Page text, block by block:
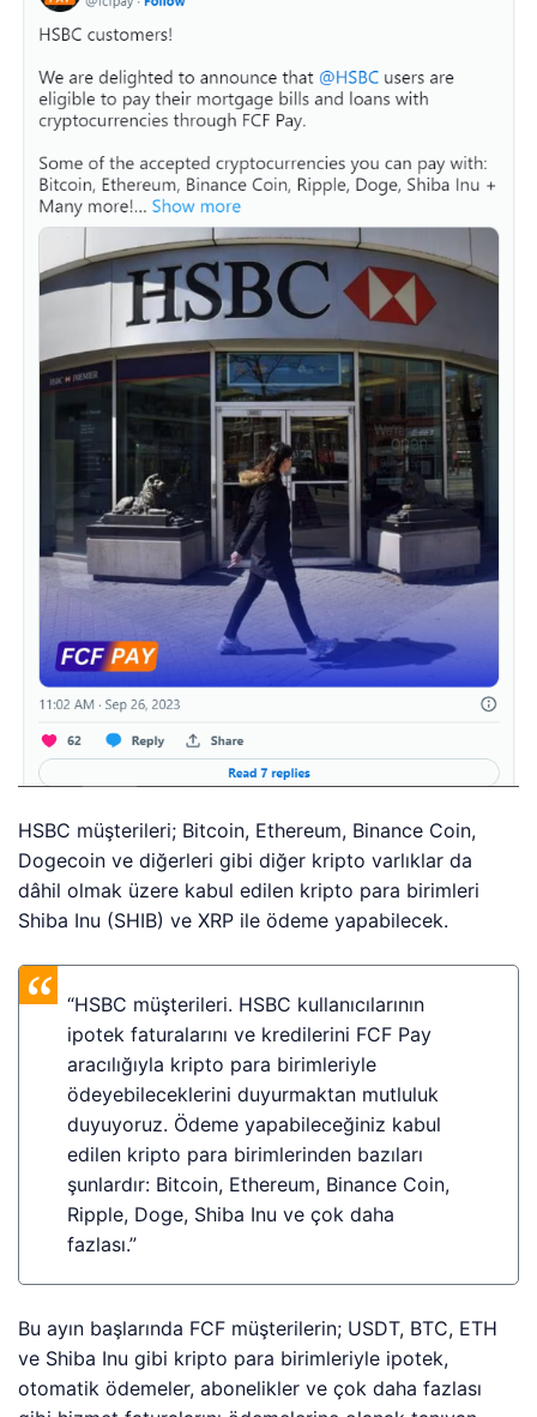
HSBC müşterileri; Bitcoin, Ethereum, Binance Coin,
Dogecoin ve diğerleri gibi diğer kripto varlıklar da
dâhil olmak üzere kabul edilen kripto para birimleri
Shiba Inu (SHIB) ve XRP ile ödeme yapabilecek.
“HSBC müşterileri. HSBC kullanıcılarının
ipotek faturalarını ve kredilerini FCF Pay
aracılığıyla kripto para birimleriyle
ödeyebileceklerini duyurmaktan mutluluk
duyuyoruz. Ödeme yapabileceğiniz kabul
edilen kripto para birimlerinden bazıları
şunlardır: Bitcoin, Ethereum, Binance Coin,
Ripple, Doge, Shiba Inu ve çok daha
fazlası.”
Bu ayın başlarında FCF müşterilerin; USDT, BTC, ETH
ve Shiba Inu gibi kripto para birimleriyle ipotek,
otomatik ödemeler, abonelikler ve çok daha fazlası